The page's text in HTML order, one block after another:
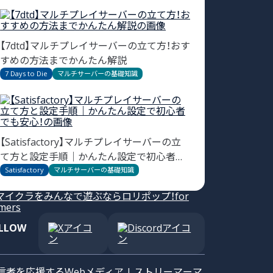
【7dtd】マルチプレイサーバーの立て方！おす
すめの方法までかんたん解説
7 Days to Die マルチサーバーの基礎知識
【Satisfactory】マルチプレイサーバーの立
て方と設定手順｜かんたん設定で初心者で
も安心！
Satisfactory マルチサーバーの基礎知識